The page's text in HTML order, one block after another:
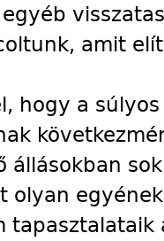
amit
hogy a
állásokban
olyan
tapasztalataik